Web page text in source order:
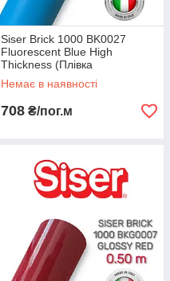
Siser Brick 1000 BK0027
Fluorescent Blue High
Thickness (Плівка
флуоресцентна для
термопереноса синя)
Немає в наявності
708 ₴/пог.м